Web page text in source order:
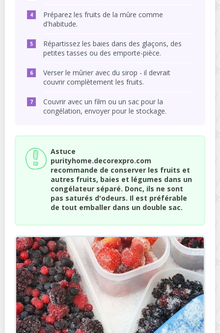
Préparez les fruits de la mûre comme
d'habitude.
Répartissez les baies dans des glaçons, des
petites tasses ou des emporte-pièce.
Verser le mûrier avec du sirop - il devrait
couvrir complètement les fruits.
Couvrir avec un film ou un sac pour la
congélation, envoyer pour le stockage.
Astuce
purityhome.decorexpro.com
recommande de conserver les fruits et
autres fruits, baies et légumes dans un
congélateur séparé. Donc, ils ne sont
pas saturés d'odeurs. Il est préférable
de tout emballer dans un double sac.